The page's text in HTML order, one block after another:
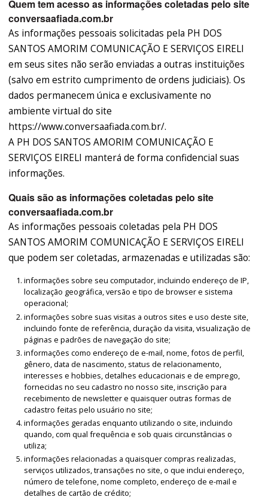
Quem tem acesso as informações coletadas pelo site
conversaafiada.com.br
As informações pessoais solicitadas pela PH DOS
SANTOS AMORIM COMUNICAÇÃO E SERVIÇOS EIRELI
em seus sites não serão enviadas a outras instituições
(salvo em estrito cumprimento de ordens judiciais). Os
dados permanecem única e exclusivamente no
ambiente virtual do site
https://www.conversaafiada.com.br/.
A PH DOS SANTOS AMORIM COMUNICAÇÃO E
SERVIÇOS EIRELI manterá de forma confidencial suas
informações.
Quais são as informações coletadas pelo site
conversaafiada.com.br
As informações pessoais coletadas pela PH DOS
SANTOS AMORIM COMUNICAÇÃO E SERVIÇOS EIRELI
que podem ser coletadas, armazenadas e utilizadas são:
informações sobre seu computador, incluindo endereço de IP,
localização geográfica, versão e tipo de browser e sistema
operacional;
informações sobre suas visitas a outros sites e uso deste site,
incluindo fonte de referência, duração da visita, visualização de
páginas e padrões de navegação do site;
informações como endereço de e-mail, nome, fotos de perfil,
gênero, data de nascimento, status de relacionamento,
interesses e hobbies, detalhes educacionais e de emprego,
fornecidas no seu cadastro no nosso site, inscrição para
recebimento de newsletter e quaisquer outras formas de
cadastro feitas pelo usuário no site;
informações geradas enquanto utilizando o site, incluindo
quando, com qual frequência e sob quais circunstâncias o
utiliza;
informações relacionadas a quaisquer compras realizadas,
serviços utilizados, transações no site, o que inclui endereço,
número de telefone, nome completo, endereço de e-mail e
detalhes de cartão de crédito;